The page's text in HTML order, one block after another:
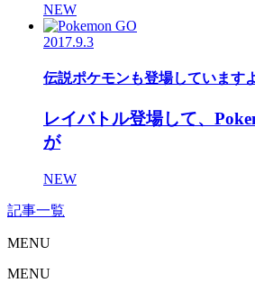
NEW
2017.9.3
伝説ポケモンも登場しています
レイバトル登場して、
が
NEW
記事一覧
MENU
MENU